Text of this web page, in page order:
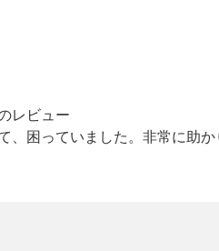
レビュー
、困っていました。非常に助